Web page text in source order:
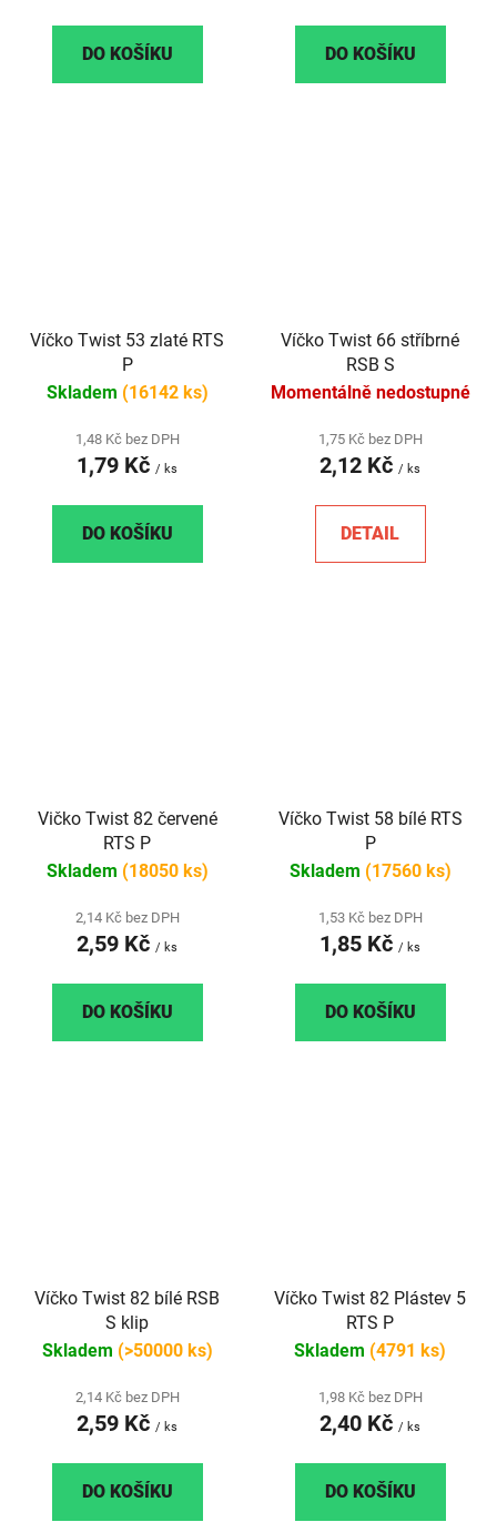
DO KOŠÍKU DO KOŠÍKU
Víčko Twist 53 zlaté RTS
P
Skladem (16142 ks)
1,48 Kč bez DPH
1,79 Kč / ks
DO KOŠÍKU
Víčko Twist 66 stříbrné
RSB S
Momentálně nedostupné
1,75 Kč bez DPH
2,12 Kč / ks
DETAIL
Vičko Twist 82 červené
RTS P
Skladem (18050 ks)
2,14 Kč bez DPH
2,59 Kč / ks
DO KOŠÍKU
Víčko Twist 58 bílé RTS
P
Skladem (17560 ks)
1,53 Kč bez DPH
1,85 Kč / ks
DO KOŠÍKU
Víčko Twist 82 bílé RSB
S klip
Skladem (>50000 ks)
2,14 Kč bez DPH
2,59 Kč / ks
DO KOŠÍKU
Víčko Twist 82 Plástev 5
RTS P
Skladem (4791 ks)
1,98 Kč bez DPH
2,40 Kč / ks
DO KOŠÍKU